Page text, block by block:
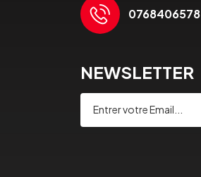
0768406578
NEWSLETTER